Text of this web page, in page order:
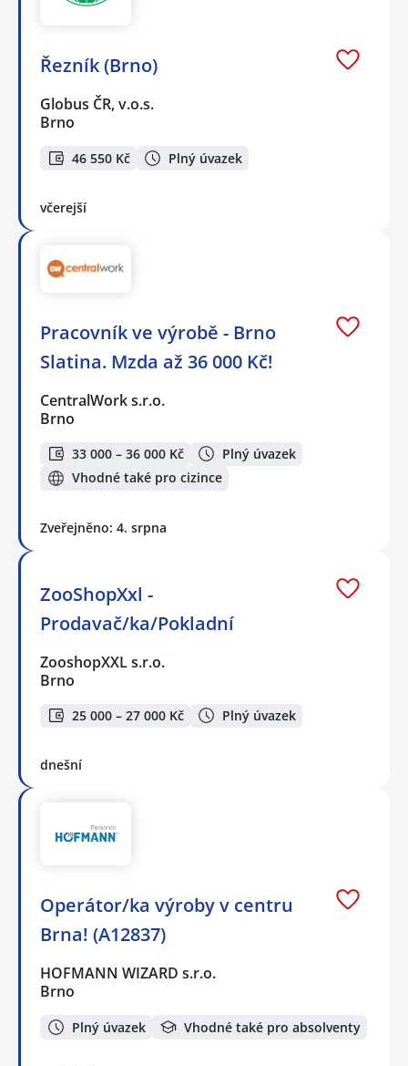
Řezník (Brno)
Globus ČR, v.o.s.
Brno
46 550 Kč Plný úvazek
včerejší
Pracovník ve výrobě - Brno
Slatina. Mzda až 36 000 Kč!
CentralWork s.r.o.
Brno
33 000 – 36 000 Kč
Plný úvazek
Vhodné také pro cizince
Zveřejněno: 4. srpna
ZooShopXxl -
Prodavač/ka/Pokladní
ZooshopXXL s.r.o.
Brno
25 000 – 27 000 Kč Plný úvazek
dnešní
Operátor/ka výroby v centru
Brna! (A12837)
HOFMANN WIZARD s.r.o.
Brno
Plný úvazek Vhodné také pro absolventy